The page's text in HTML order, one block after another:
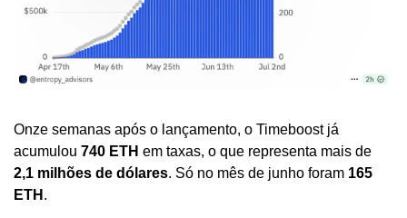
Onze semanas após o lançamento, o Timeboost já
acumulou 740 ETH em taxas, o que representa mais de
2,1 milhões de dólares. Só no mês de junho foram 165
ETH .